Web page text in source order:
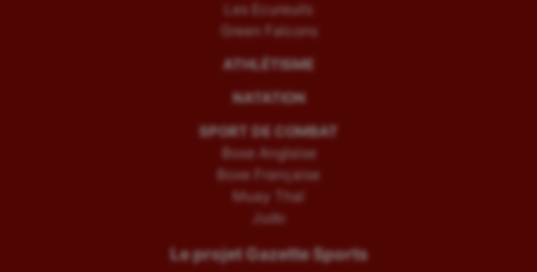
Les Ecureuils
Green Falcons
ATHLÉTISME
NATATION
SPORT DE COMBAT
Boxe Anglaise
Boxe Française
Muay Thaï
Judo
Le projet Gazette Sports